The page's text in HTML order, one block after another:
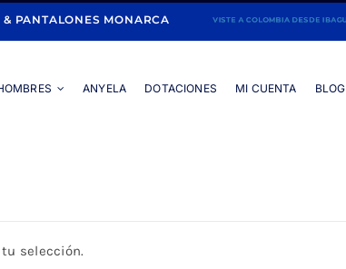
& PANTALONES MONARCA
ANYELA DOTACIONES MI CUENTA BLOG
selección.